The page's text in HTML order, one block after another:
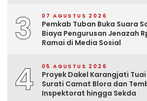
3 07 AGUSTUS 2026
Pemkab Tuban Buka Suara
Biaya Pengurusan Jenazah
Ramai di Media Sosial
4 05 AGUSTUS 2026
Proyek Dakel Karangjati
Surati Camat Blora dan
Inspektorat hingga Sekda